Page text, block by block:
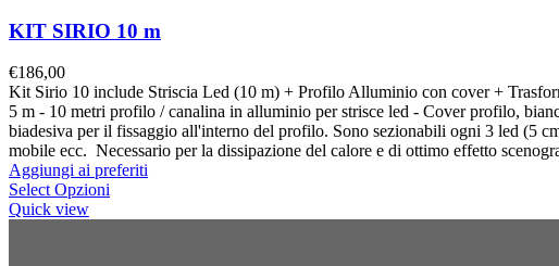
KIT SIRIO 10 m
€186,00
Kit Sirio 10 include Striscia Led (10 m) + Profilo Alluminio con cover +
5 m - 10 metri profilo / canalina in alluminio per strisce led - Cover profilo,
biadesiva per il fissaggio all'interno del profilo. Sono sezionabili ogni 3 led (5
mobile ecc. Necessario per la dissipazione del calore e di ottimo effetto
Aggiungi ai preferiti
Select Opzioni
Quick view